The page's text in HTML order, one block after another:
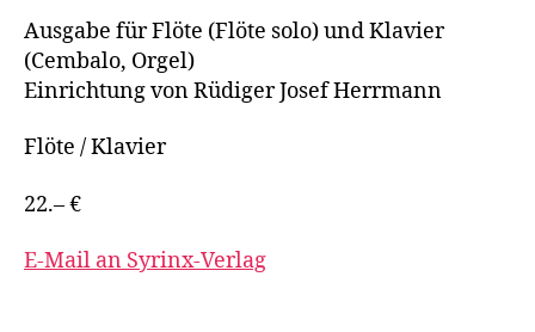
Ausgabe für Flöte (Flöte solo) und Klavier
(Cembalo, Orgel)
Einrichtung von Rüdiger Josef Herrmann
Flöte / Klavier
22.– €
E-Mail an Syrinx-Verlag